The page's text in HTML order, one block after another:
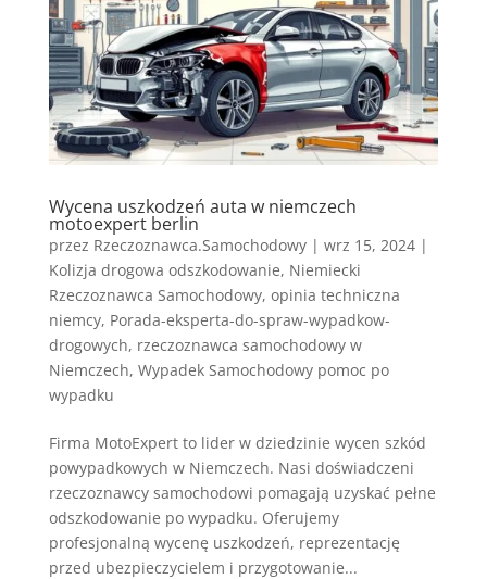
Wycena uszkodzeń auta w niemczech
motoexpert berlin
przez Rzeczoznawca.Samochodowy| wrz 15, 2024|
Kolizja drogowa odszkodowanie, Niemiecki
Rzeczoznawca Samochodowy, opinia techniczna
niemcy, Porada-eksperta-do-spraw-wypadkow-
drogowych, rzeczoznawca samochodowy w
Niemczech, Wypadek Samochodowy pomoc po
wypadku
Firma MotoExpert to lider w dziedzinie wycen szkód
powypadkowych w Niemczech. Nasi doświadczeni
rzeczoznawcy samochodowi pomagają uzyskać pełne
odszkodowanie po wypadku. Oferujemy
profesjonalną wycenę uszkodzeń, reprezentację
przed ubezpieczycielem i przygotowanie...